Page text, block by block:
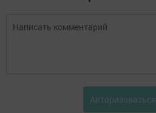
Авторизоваться